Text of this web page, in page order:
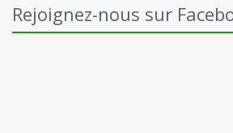
Rejoignez-nous sur